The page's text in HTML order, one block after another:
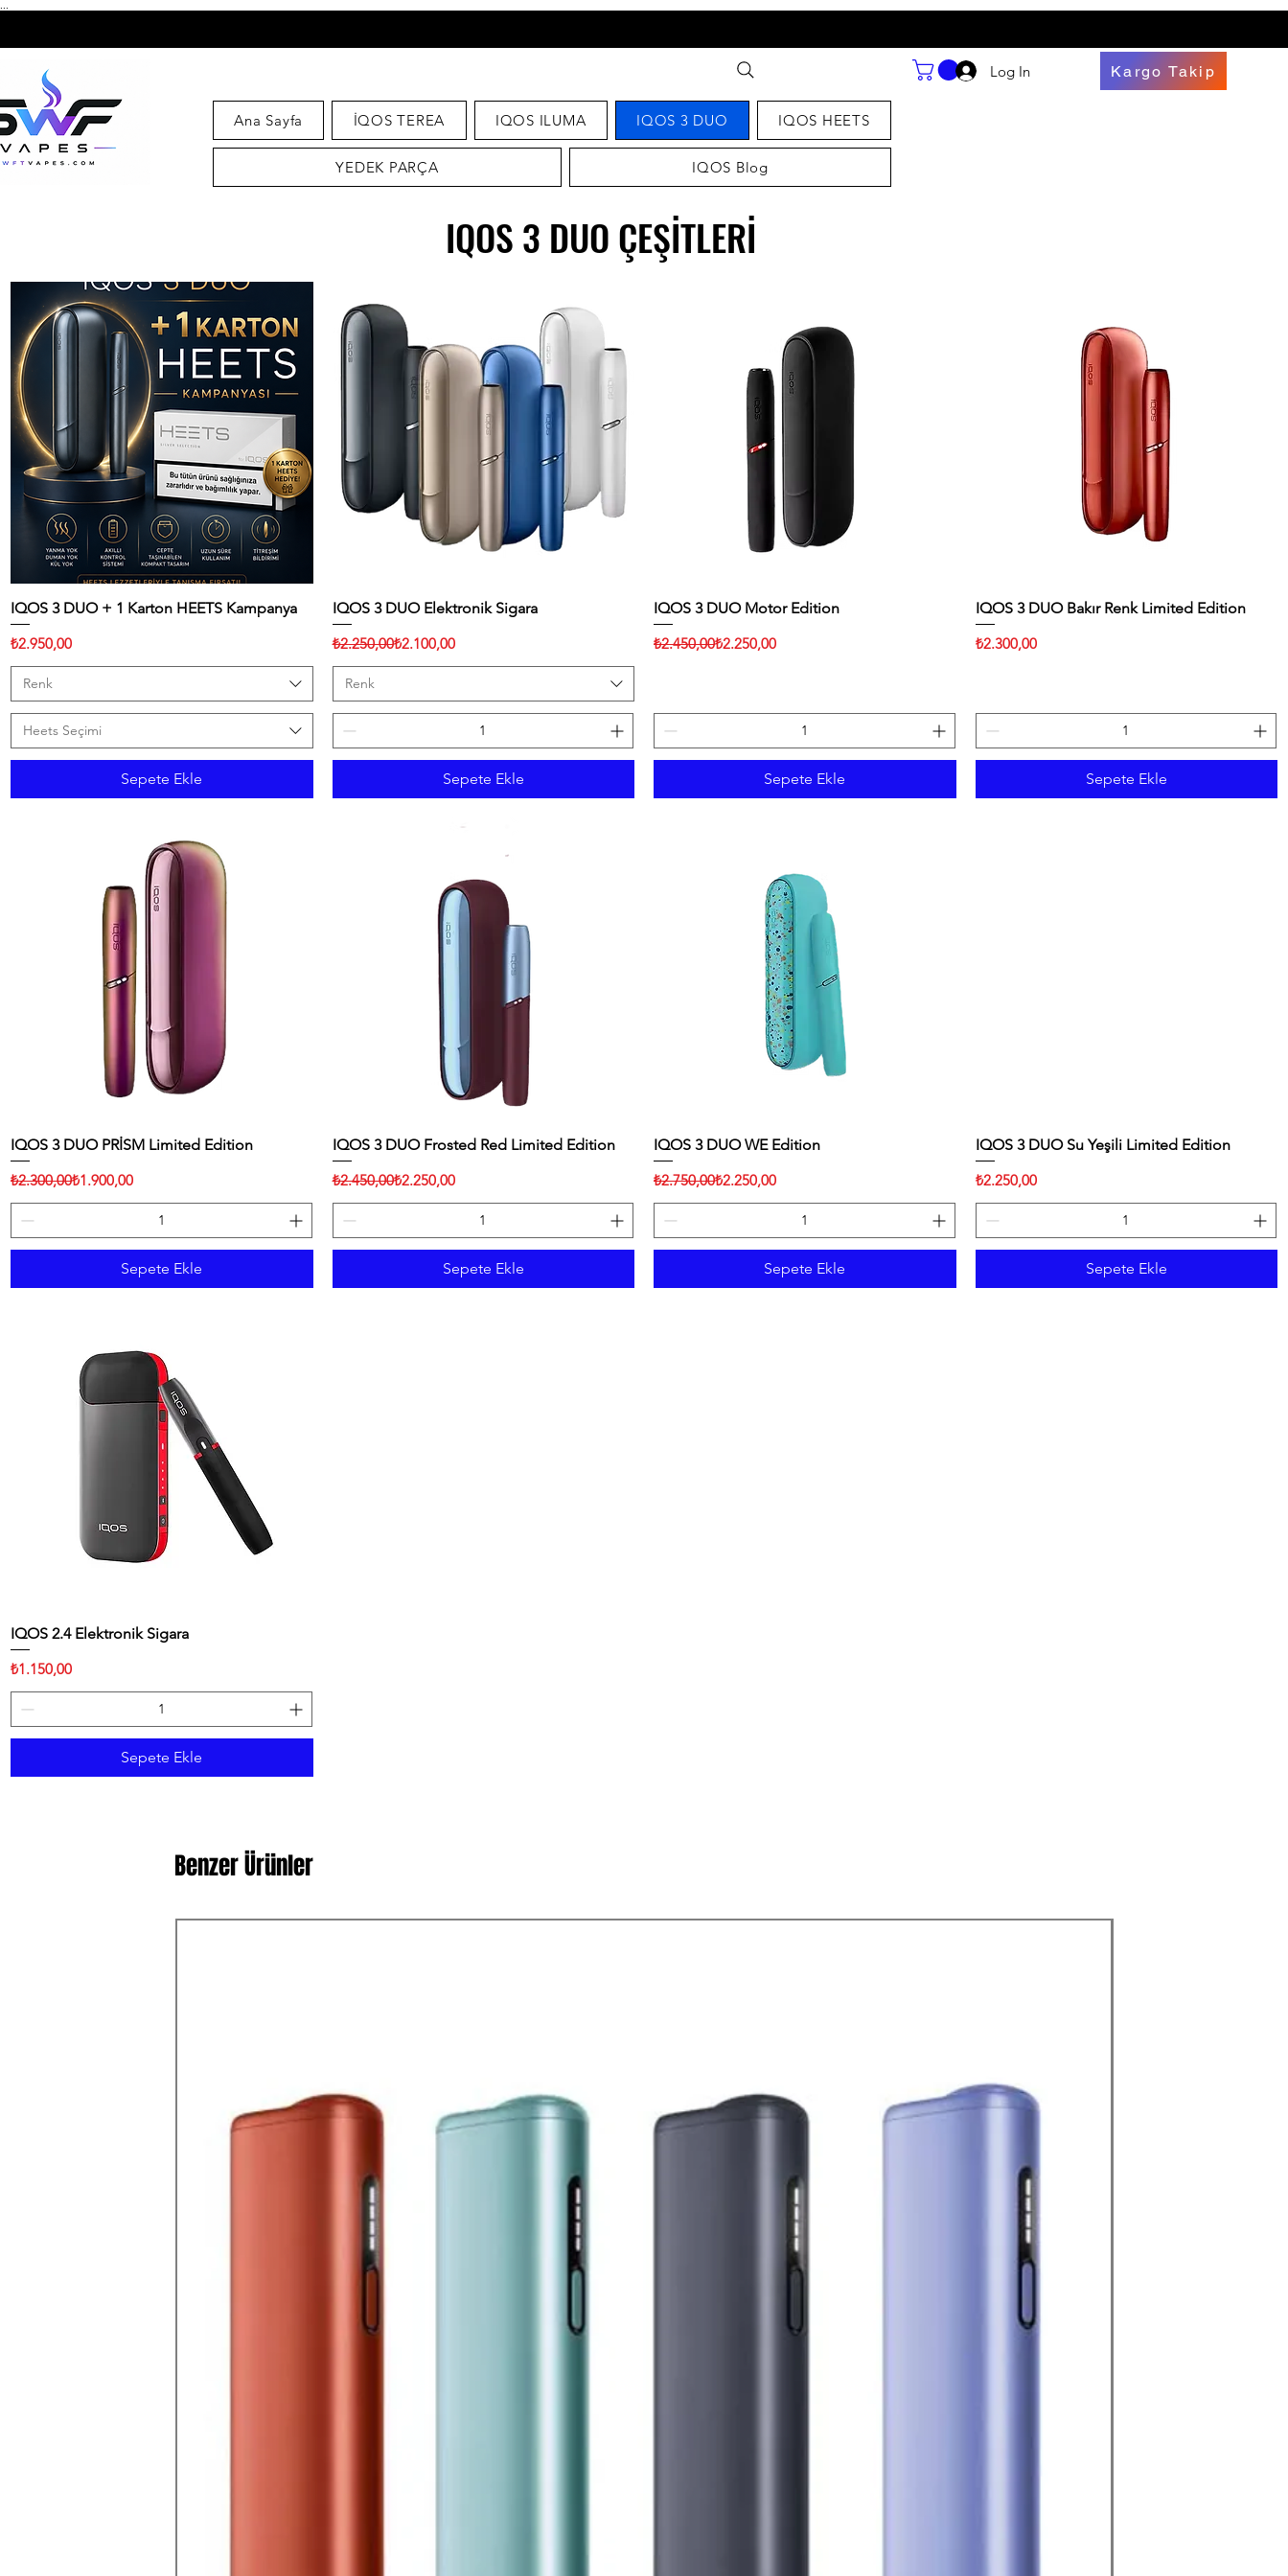
Log In Kargo Takip
Ana Sayfa İQOS TEREA IQOS ILUMA IQOS 3 DUO IQOS HEETS
YEDEK PARÇA IQOS Blog
IQOS 3 DUO ÇEŞİTLERİ
IQOS 3 DUO ÇEŞİTLERİ
Hızlı Bakış
IQOS 3 DUO + 1 Karton HEETS Kampanya
Fiyat
₺2.950,00
Renk
Heets Seçimi
Sepete Ekle
Hızlı Bakış
IQOS 3 DUO Elektronik Sigara
Normal Fiyat
₺2.250,00
İndirimli Fiyat₺2.100,00
Renk
Sepete Ekle
Hızlı Bakış
IQOS 3 DUO Motor Edition
Normal Fiyat
₺2.450,00
İndirimli Fiyat₺2.250,00
Sepete Ekle
Hızlı Bakış
IQOS 3 DUO Bakır Renk Limited Edition
Fiyat
₺2.300,00
Sepete Ekle
Hızlı Bakış
IQOS 3 DUO PRİSM Limited Edition
Normal Fiyat
₺2.300,00
İndirimli Fiyat₺1.900,00
Sepete Ekle
Hızlı Bakış
IQOS 3 DUO Frosted Red Limited Edition
Normal Fiyat
₺2.450,00
İndirimli Fiyat₺2.250,00
Sepete Ekle
Hızlı Bakış
IQOS 3 DUO WE Edition
Normal Fiyat
₺2.750,00
İndirimli Fiyat₺2.250,00
Sepete Ekle
Hızlı Bakış
IQOS 3 DUO Su Yeşili Limited Edition
Fiyat
₺2.250,00
Sepete Ekle
Hızlı Bakış
IQOS 2.4 Elektronik Sigara
Fiyat
₺1.150,00
Sepete Ekle
Benzer Ürünler